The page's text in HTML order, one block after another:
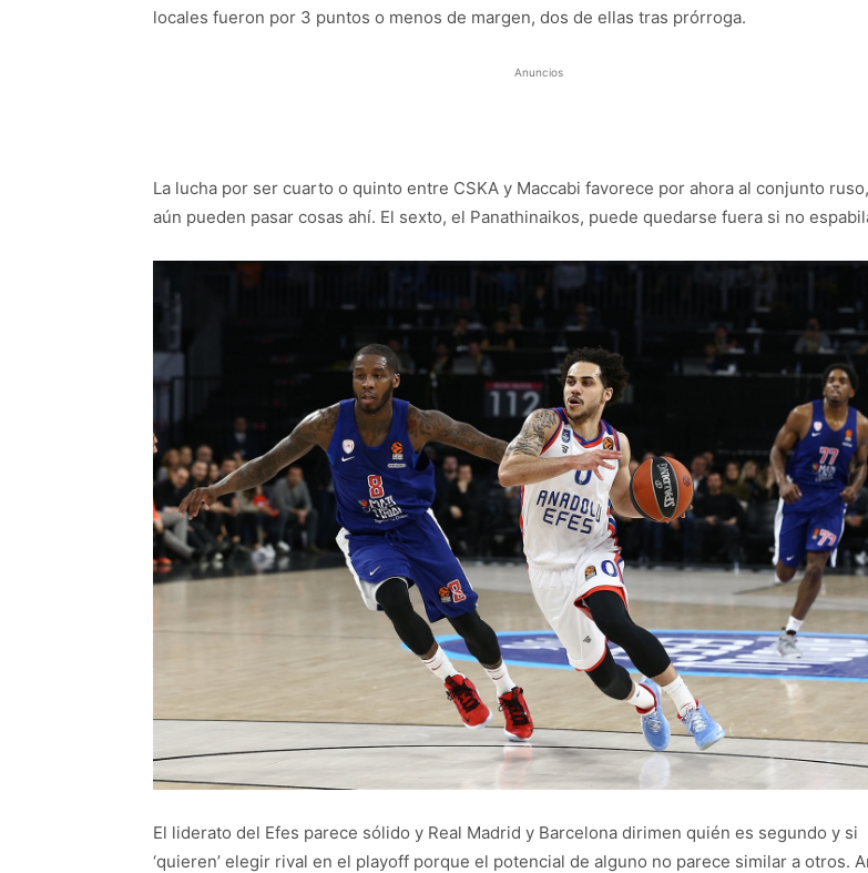
locales fueron por 3 puntos o menos de margen, dos de ellas tras prórroga.
Anuncios
La lucha por ser cuarto o quinto entre CSKA y Maccabi favorece por ahora al conjunto
aún pueden pasar cosas ahí. El sexto, el Panathinaikos, puede quedarse fuera si no
El liderato del Efes parece sólido y Real Madrid y Barcelona dirimen quién es segundo y si
‘quieren’ elegir rival en el playoff porque el potencial de alguno no parece similar a otros.